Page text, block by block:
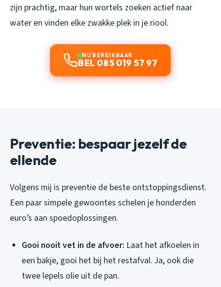
zijn prachtig, maar hun wortels zoeken actief naar
water en vinden elke zwakke plek in je riool.
NU BEREIKBAAR
BEL 085 019 57 97
Preventie: bespaar jezelf de
ellende
Volgens mij is preventie de beste ontstoppingsdienst.
Een paar simpele gewoontes schelen je honderden
euro’s aan spoedoplossingen.
Gooi nooit vet in de afvoer: Laat het afkoelen in
een bakje, gooi het bij het restafval. Ja, ook die
twee lepels olie uit de pan.